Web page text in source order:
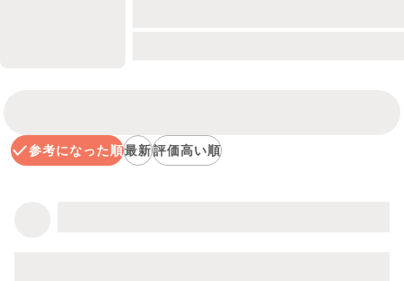
参考になった順最新評価高い順